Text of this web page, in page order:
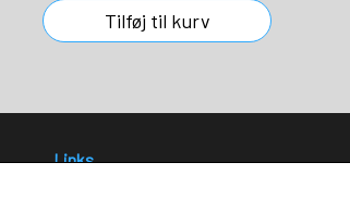
Tilføj til kurv
Links